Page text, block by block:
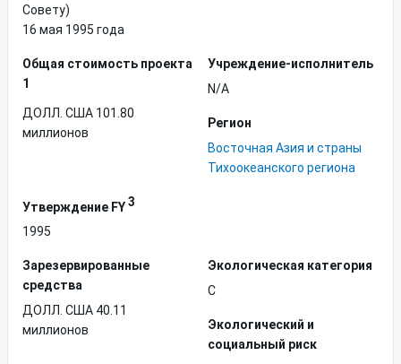
Совету)
16 мая 1995 года
Общая стоимость проекта
1
ДОЛЛ. США 101.80
миллионов
Учреждение-исполнитель
N/A
Регион
Восточная Азия и страны
Тихоокеанского региона
Утверждение FY3
1995
Зарезервированные
средства
ДОЛЛ. США 40.11
миллионов
Экологическая категория
C
Экологический и
социальный риск